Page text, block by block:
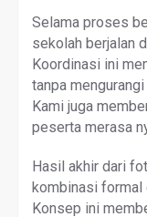
Selama proses
sekolah berjalan
Koordinasi ini
tanpa
Kami juga
peserta merasa
Hasil akhir dari
kombinasi formal
Konsep ini